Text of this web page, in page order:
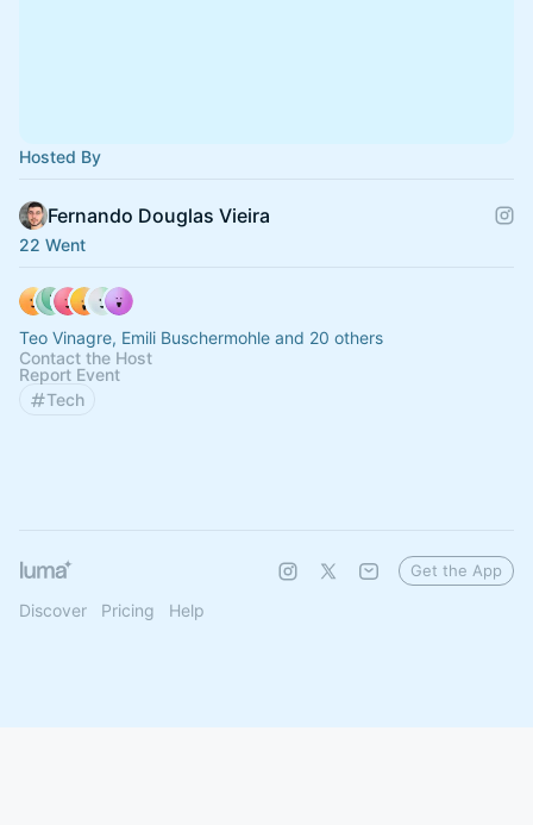
Hosted By
Fernando Douglas Vieira
22 Went
Teo Vinagre, Emili Buschermohle and 20 others
Contact the Host
Report Event
Tech
Discover Pricing Help
Get the App